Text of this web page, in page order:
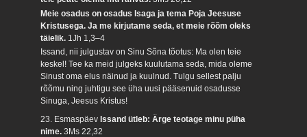
Meie osadus on osadus Isaga ja tema Poja Jeesuse
Kristusega. Ja me kirjutame seda, et meie rõõm oleks
täielik. 1Jh 1,3–4
Issand, nii julgustav on Sinu Sõna tõotus: Ma olen teie
keskel! Tee ka meid julgeks kuulutama seda, mida oleme
Sinust oma elus näinud ja kuulnud. Tulgu sellest palju
rõõmu ning juhtigu see üha uusi pääsenuid osadusse
Sinuga, Jeesus Kristus!
23. EsmaspäevIssand ütleb: Ärge teotage minu püha
nime.3Ms 22,32